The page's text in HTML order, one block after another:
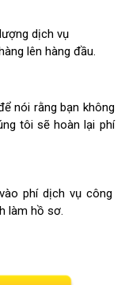
dịch vụ
lên hàng đầu.
nói rằng bạn không
tôi sẽ hoàn lại phí
phí dịch vụ công
làm hồ sơ.